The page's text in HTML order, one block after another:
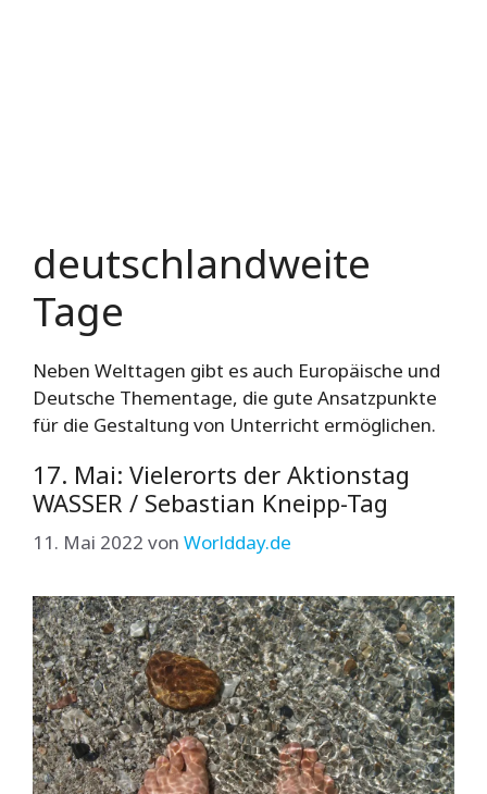
deutschlandweite
Tage
Neben Welttagen gibt es auch Europäische und
Deutsche Thementage, die gute Ansatzpunkte
für die Gestaltung von Unterricht ermöglichen.
17. Mai: Vielerorts der Aktionstag
WASSER / Sebastian Kneipp-Tag
11. Mai 2022 von Worldday.de